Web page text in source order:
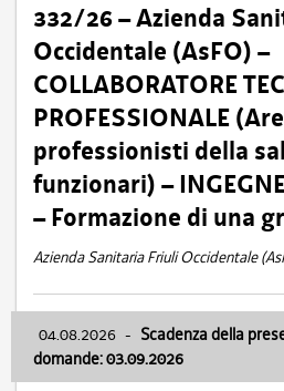
332/26 – Azienda
Occidentale (AsFO) –
COLLABORATORE
PROFESSIONALE
professionisti della
funzionari) –
– Formazione di una
Azienda Sanitaria Friuli Occidentale
04.08.2026 - Scadenza della
domande: 03.09.2026